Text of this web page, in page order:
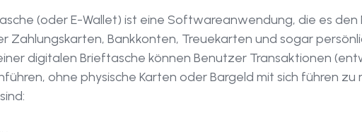
(oder E-Wallet) ist eine Softwareanwendung, die es
Zahlungskarten, Bankkonten, Treuekarten und sogar
digitalen Brieftasche können Benutzer Transaktionen
ohne physische Karten oder Bargeld mit sich führen zu